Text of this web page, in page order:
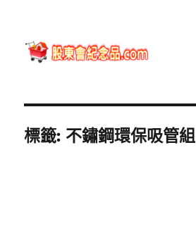
標籤: 不鏽鋼環保吸管組